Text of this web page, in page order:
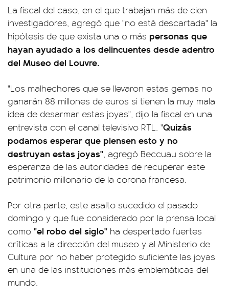
La fiscal del caso, en el que trabajan más de cien
investigadores, agregó que "no está descartada" la
hipótesis de que exista una o más personas que
hayan ayudado a los delincuentes desde adentro
del Museo del Louvre.
"Los malhechores que se llevaron estas gemas no
ganarán 88 millones de euros si tienen la muy mala
idea de desarmar estas joyas", dijo la fiscal en una
entrevista con el canal televisivo RTL. "Quizás
podamos esperar que piensen esto y no
destruyan estas joyas", agregó Beccuau sobre la
esperanza de las autoridades de recuperar este
patrimonio millonario de la corona francesa.
Por otra parte, este asalto sucedido el pasado
domingo y que fue considerado por la prensa local
como "el robo del siglo" ha despertado fuertes
críticas a la dirección del museo y al Ministerio de
Cultura por no haber protegido suficiente las joyas
en una de las instituciones más emblemáticas del
mundo.